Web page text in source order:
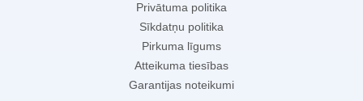
Privātuma politika
Sīkdatņu politika
Pirkuma līgums
Atteikuma tiesības
Garantijas noteikumi